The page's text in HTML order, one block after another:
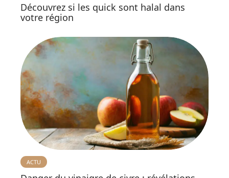
Découvrez si les quick sont halal dans
votre région
ACTU